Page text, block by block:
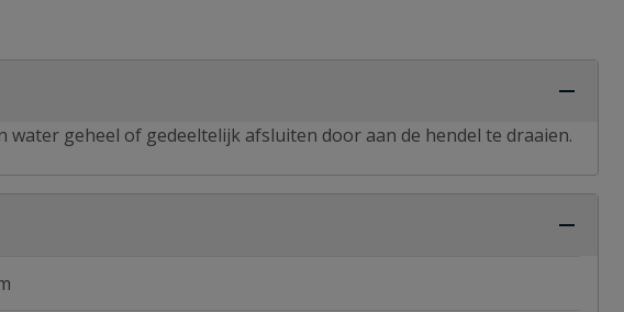
geheel of gedeeltelijk afsluiten door aan de hendel te draaien.